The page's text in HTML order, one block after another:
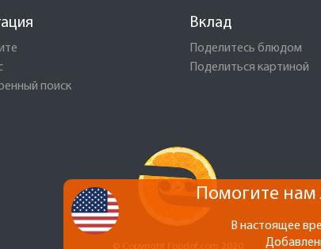
поиск
Вклад
Поделитесь блюдом
Поделиться картиной
Помогите нам
В настоящее